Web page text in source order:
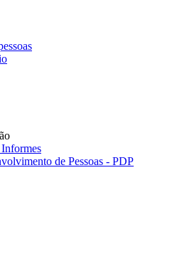
de Pessoas - PDP